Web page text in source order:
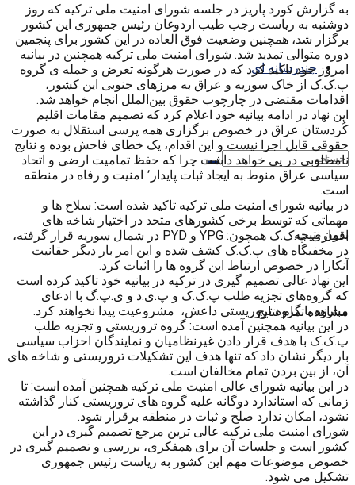
چندرسانه ای
بدون نتیجه
مشاهده تمام نتایج
به گزارش کورد پاریز در جلسه شورای امنیت ملی ترکیه که روز
دوشنبه به ریاست رجب طیب اردوغان رئیس جمهوری این کشور
برگزار شد، همچنین وضعیت فوق العاده در این کشور برای پنجمین
دوره متوالی تمدید شد. شورای امنیت ملی ترکیه همچنین در بیانیه
امروز خود تاکید کرد که در صورت هرگونه تعرض و حمله ی گروه
پ.ک.ک از خاک سوریه و عراق به مرزهای جنوبی این کشور،
اقدامات مقتضی در چارچوب حقوق بین‌الملل انجام خواهد شد.
این نهاد در ادامه بیانیه خود اعلام کرد که تصمیم مقامات اقلیم
کُردستان عراق در خصوص برگزاری همه پرسی استقلال به صورت
حقوقی قابل اجرا نیست و این اقدام، یک خطای فاحش بوده و نتایج
نامطلوبی در پی خواهد داشت چرا که حفظ تمامیت ارضی و اتحاد
سیاسی عراق منوط به ایجاد ثبات پایدار٬ امنیت و رفاه در منطقه
است.
در بیانیه شورای امنیت ملی ترکیه تاکید شده است: سلاح ها و
مهماتی که توسط برخی کشورهای متحد در اختیار شاخه های
اقماری پ.ک.ک همچون: YPG و PYD در شمال سوریه قرار گرفته،
در مخفیگاه های پ.ک.ک کشف شده و این امر بار دیگر حقانیت
آنکارا در خصوص ارتباط این گروه ها را اثبات کرد.
این نهاد عالی تصمیم گیری در ترکیه در بیانیه خود تاکید کرده است
که گروه‌های تجزیه طلب پ.ک.ک و پ.ی.د و ی.پ.گ با ادعای
مبارزه با گروه تروریستی داعش، مشروعیت پیدا نخواهند کرد.
در این بیانیه همچنین آمده است: گروه تروریستی و تجزیه طلب
پ.ک.ک با هدف قرار دادن غیرنظامیان و نمایندگان احزاب سیاسی
بار دیگر نشان داد که تنها هدف این تشکیلات تروریستی و شاخه های
آن، از بین بردن تمام مخالفان است.
در این بیانیه شورای عالی امنیت ملی ترکیه همچنین آمده است: تا
زمانی که استاندارد دوگانه علیه گروه های تروریستی کنار گذاشته
نشود، امکان ندارد صلح و ثبات در منطقه برقرار شود.
شورای امنیت ملی ترکیه عالی ترین مرجع تصمیم گیری در این
کشور است و جلسات آن برای همفکری، بررسی و تصمیم گیری در
خصوص موضوعات مهم این کشور به ریاست رئیس جمهوری
تشکیل می شود.